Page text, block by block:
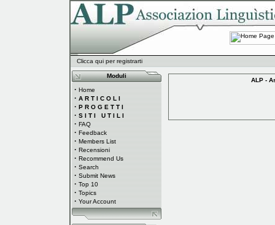
Clicca qui per registrarti
Moduli
· Home
· A R T I C O L I
· P R O G E T T I
· S I T I U T I L I
· FAQ
· Feedback
· Members List
· Recensioni
· Recommend Us
· Search
· Submit News
· Top 10
· Topics
· Your Account
ALP -